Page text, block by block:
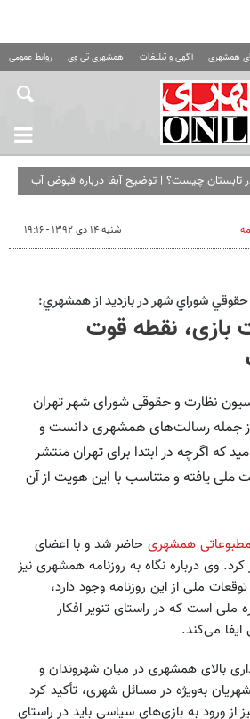
همشهری آگهی و تبلیغات همشهری تی وی روابط عمومی
چیست؟ | توضیح آبفا درباره قبوض آب
شنبه ۱۴ دی ۱۳۹۲ - ۱۹:۱۶
شوراي شهر در بازديد از همشهري:
بازی، نقطه قوت
نظارت و حقوقی شورای شهر تهران
از جمله رسالت‌های همشهری دانست و
که اگرچه در ابتدا برای تهران منتشر
یافته و متناسب با این هویت از آن
همشهری حاضر شد و با اعضای
کرد. وی درباره نگاه به روزنامه همشهری نیز
ملی از این روزنامه وجود دارد،
است که در راستای تنویر افکار
می‌کند.
بالای همشهری در میان شهروندان و
به‌ویژه در مسائل شهری، تأکید کرد
از ورود به بازی‌های سیاسی باید در راستای